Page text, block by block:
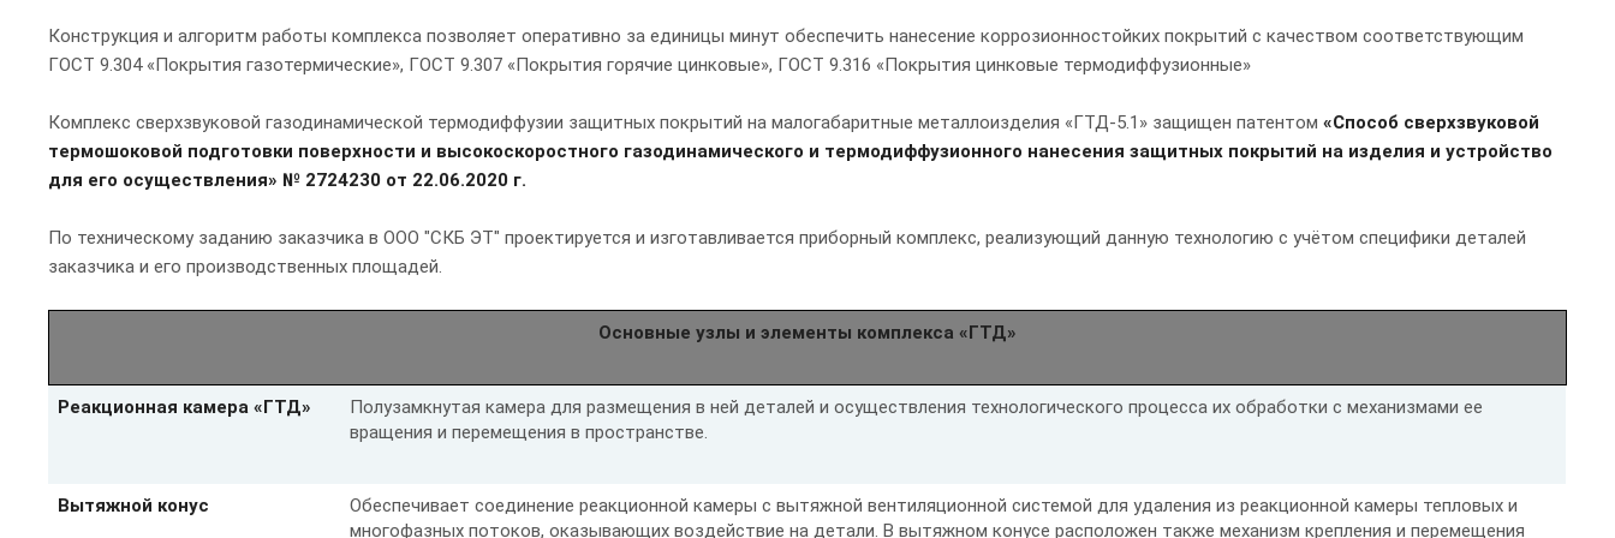
Конструкция и алгоритм работы комплекса позволяет оперативно за единицы минут обеспечить нанесение коррозионностойких покрытий с качеством соответствующим
ГОСТ 9.304 «Покрытия газотермические», ГОСТ 9.307 «Покрытия горячие цинковые», ГОСТ 9.316 «Покрытия цинковые термодиффузионные»
Комплекс сверхзвуковой газодинамической термодиффузии защитных покрытий на малогабаритные металлоизделия «ГТД-5.1» защищен патентом «Способ сверхзвуковой
термошоковой подготовки поверхности и высокоскоростного газодинамического и термодиффузионного нанесения защитных покрытий на изделия и устройство
для его осуществления» № 2724230 от 22.06.2020 г.
По техническому заданию заказчика в ООО "СКБ ЭТ" проектируется и изготавливается приборный комплекс, реализующий данную технологию с учётом специфики деталей
заказчика и его производственных площадей.
Основные узлы и элементы комплекса «ГТД»
Реакционная камера «ГТД»
Полузамкнутая камера для размещения в ней деталей и осуществления технологического процесса их обработки с механизмами ее
вращения и перемещения в пространстве.
Вытяжной конус
Обеспечивает соединение реакционной камеры с вытяжной вентиляционной системой для удаления из реакционной камеры тепловых и
многофазных потоков, оказывающих воздействие на детали. В вытяжном конусе расположен также механизм крепления и перемещения